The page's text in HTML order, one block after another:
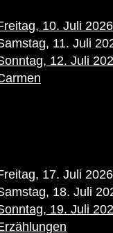
10. Juli
11. Juli
12. Juli
17. Juli
18. Juli
19. Juli